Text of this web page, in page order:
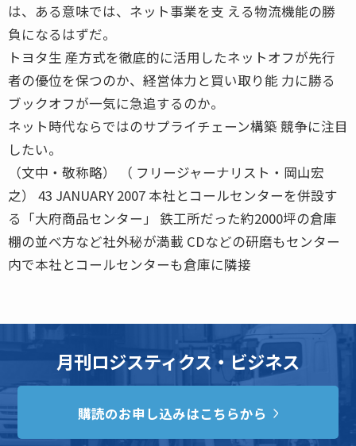
は、ある意味では、ネット事業を支 える物流機能の勝
負になるはずだ。
トヨタ生 産方式を徹底的に活用したネットオフが先行
者の優位を保つのか、経営体力と買い取り能 力に勝る
ブックオフが一気に急追するのか。
ネット時代ならではのサプライチェーン構築 競争に注目
したい。
（文中・敬称略） （ フリージャーナリスト・岡山宏
之） 43 JANUARY 2007 本社とコールセンターを併設す
る「大府商品センター」 鉄工所だった約2000坪の倉庫
棚の並べ方など社外秘が満載 CDなどの研磨もセンター
内で本社とコールセンターも倉庫に隣接
月刊ロジスティクス・ビジネス
購読のお申し込みはこちらから